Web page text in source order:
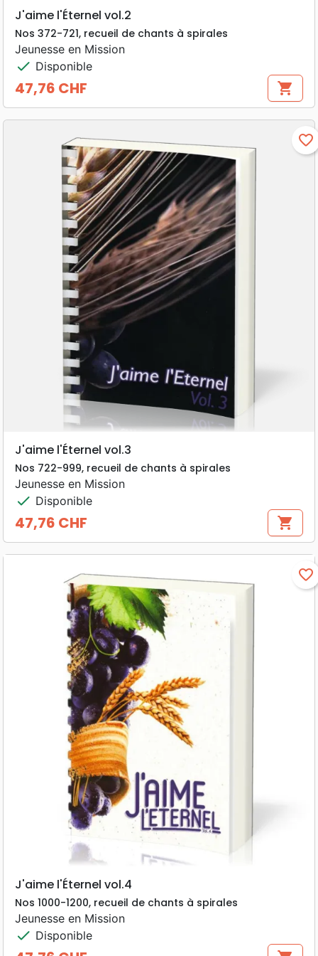
J'aime l'Éternel vol.2
Nos 372-721, recueil de chants à spirales
Jeunesse en Mission
check Disponible
Prix
47,76 CHF shopping_cart
favorite_border
J'aime l'Éternel vol.3
Nos 722-999, recueil de chants à spirales
Jeunesse en Mission
check Disponible
Prix
47,76 CHF shopping_cart
favorite_border
J'aime l'Éternel vol.4
Nos 1000-1200, recueil de chants à spirales
Jeunesse en Mission
check Disponible